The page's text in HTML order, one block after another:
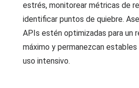
estrés, monitorear métricas de
identificar puntos de quiebre.
APIs estén optimizadas para un
máximo y permanezcan estables
uso intensivo.